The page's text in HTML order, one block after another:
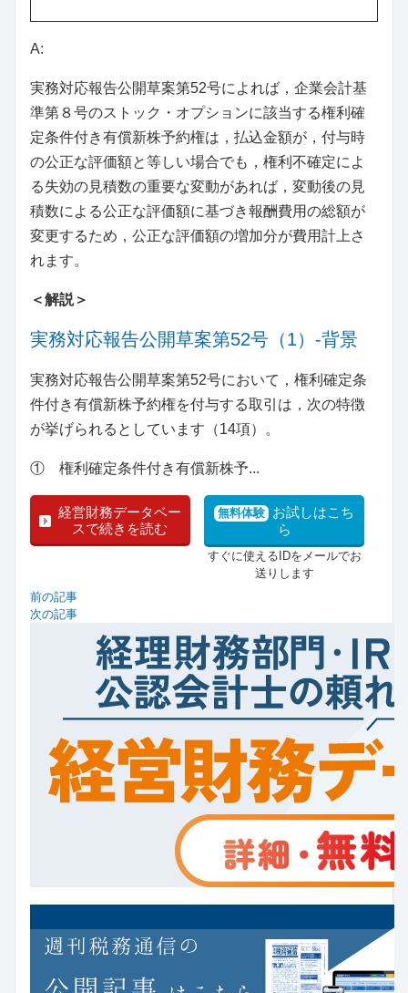
A:
実務対応報告公開草案第52号によれば，企業会計基
準第８号のストック・オプションに該当する権利確
定条件付き有償新株予約権は，払込金額が，付与時
の公正な評価額と等しい場合でも，権利不確定によ
る失効の見積数の重要な変動があれば，変動後の見
積数による公正な評価額に基づき報酬費用の総額が
変更するため，公正な評価額の増加分が費用計上さ
れます。
＜解説＞
実務対応報告公開草案第52号（1）‐背景
実務対応報告公開草案第52号において，権利確定条
件付き有償新株予約権を付与する取引は，次の特徴
が挙げられるとしています（14項）。
① 権利確定条件付き有償新株予...
経営財務データベー
スで続きを読む
無料体験 お試しはこち
ら
すぐに使えるIDをメールでお
送りします
前の記事
次の記事